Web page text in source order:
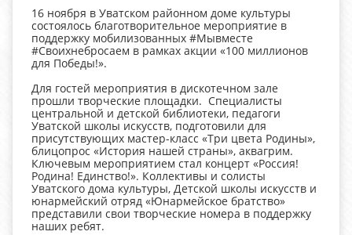
16 ноября в Уватском районном доме культуры
состоялось благотворительное мероприятие в
поддержку мобилизованных #Мывместе
#Своихнебросаем в рамках акции «100 миллионов
для Победы!».
Для гостей мероприятия в дискотечном зале
прошли творческие площадки. Специалисты
центральной и детской библиотеки, педагоги
Уватской школы искусств, подготовили для
присутствующих мастер-класс «Три цвета Родины»,
блицопрос «История нашей страны», аквагрим.
Ключевым мероприятием стал концерт «Россия!
Родина! Единство!». Коллективы и солисты
Уватского дома культуры, Детской школы искусств и
юнармейский отряд «Юнармейское братство»
представили свои творческие номера в поддержку
наших ребят.